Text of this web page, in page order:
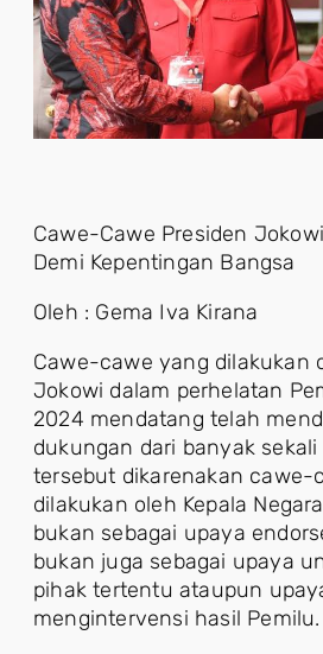
Cawe-Cawe Presiden
Demi Kepentingan Bangsa
Oleh : Gema Iva Kirana
Cawe-cawe yang dilakukan
Jokowi dalam perhelatan
2024 mendatang telah
dukungan dari banyak sekali
tersebut dikarenakan cawe-
dilakukan oleh Kepala
bukan sebagai upaya
bukan juga sebagai upaya
pihak tertentu ataupun
mengintervensi hasil Pemilu.